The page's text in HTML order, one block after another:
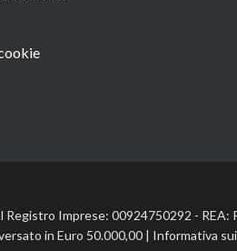
Registro Imprese: 00924750292 - REA:
in Euro 50.000,00 | Informativa